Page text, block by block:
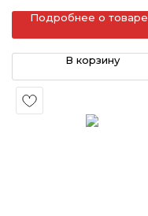
Подробнее о товаре
В корзину